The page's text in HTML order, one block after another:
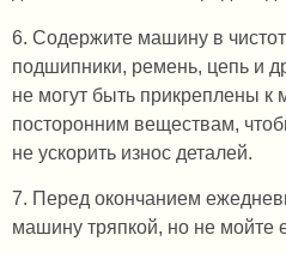
6. Содержите машину в
подшипники, ремень, цепь и
не могут быть прикреплены к
посторонним веществам,
не ускорить износ деталей.
7. Перед окончанием
машину тряпкой, но не мойте